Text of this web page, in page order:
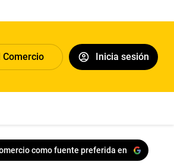
Comercio Inicia sesión
como fuente preferida en